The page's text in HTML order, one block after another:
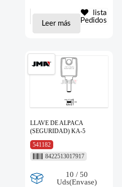
Leer más
lista
Pedidos
LLAVE DE ALPACA
(SEGURIDAD) KA-5
541182
8422513017917
10 / 50
Uds(Envase)